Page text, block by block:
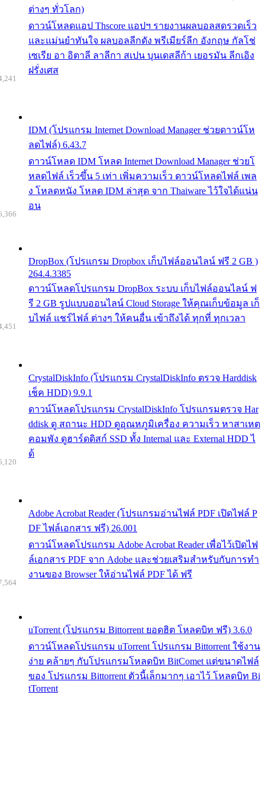
ต่างๆ ทั่วโลก)
ดาวน์โหลดแอป Thscore แอปฯ รายงานผลบอลสดรวดเร็ว
และแม่นยำทันใจ ผลบอลลีกดัง พรีเมียร์ลีก อังกฤษ กัลโช่
เซเรีย อา อิตาลี ลาลีกา สเปน บุนเดสลีก้า เยอรมัน ลีกเอิง
ฝรั่งเศส
IDM (โปรแกรม Internet Download Manager ช่วยดาวน์โห
ลดไฟล์) 6.43.7
ดาวน์โหลด IDM โหลด Internet Download Manager ช่วยโ
หลดไฟล์ เร็วขึ้น 5 เท่า เพิ่มความเร็ว ดาวน์โหลดไฟล์ เพล
ง โหลดหนัง โหลด IDM ล่าสุด จาก Thaiware ไว้ใจได้แน่น
อน
DropBox (โปรแกรม Dropbox เก็บไฟล์ออนไลน์ ฟรี 2 GB )
264.4.3385
ดาวน์โหลดโปรแกรม DropBox ระบบ เก็บไฟล์ออนไลน์ ฟ
รี 2 GB รูปแบบออนไลน์ Cloud Storage ให้คุณเก็บข้อมูล เก็
บไฟล์ แชร์ไฟล์ ต่างๆ ให้คนอื่น เข้าถึงได้ ทุกที่ ทุกเวลา
CrystalDiskInfo (โปรแกรม CrystalDiskInfo ตรวจ Harddisk
เช็ค HDD) 9.9.1
ดาวน์โหลดโปรแกรม CrystalDiskInfo โปรแกรมตรวจ Har
ddisk ดู สถานะ HDD ดูอุณหภูมิเครื่อง ความเร็ว หาสาเหต
คอมพัง ดูฮาร์ดดิสก์ SSD ทั้ง Internal และ External HDD ไ
ด้
Adobe Acrobat Reader (โปรแกรมอ่านไฟล์ PDF เปิดไฟล์ P
DF ไฟล์เอกสาร ฟรี) 26.001
ดาวน์โหลดโปรแกรม Adobe Acrobat Reader เพื่อไว้เปิดไฟ
ล์เอกสาร PDF จาก Adobe และช่วยเสริมสำหรับกับการทำ
งานของ Browser ให้อ่านไฟล์ PDF ได้ ฟรี
uTorrent (โปรแกรม Bittorrent ยอดฮิต โหลดบิท ฟรี) 3.6.0
ดาวน์โหลดโปรแกรม uTorrent โปรแกรม Bittorrent ใช้งาน
ง่าย คล้ายๆ กับโปรแกรมโหลดบิท BitComet แต่ขนาดไฟล์
ของ โปรแกรม Bittorrent ตัวนี้เล็กมากๆ เอาไว้ โหลดบิท Bi
tTorrent